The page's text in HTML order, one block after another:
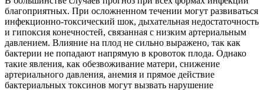
благоприятных. При осложненном течении могут развиваться
инфекционно-токсический шок, дыхательная недостаточность
и гипоксия конечностей, связанная с низким артериальным
давлением. Влияние на плод не сильно выражено, так как
бактерии не попадают напрямую в кровоток плода. Однако
такие явления, как обезвоживание матери, снижение
артериального давления, анемия и прямое действие
бактериальных токсинов могут вызвать нарушение